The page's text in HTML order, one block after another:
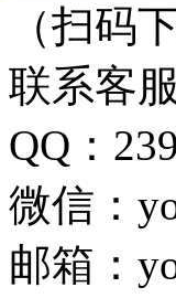
（扫码
联系客服
QQ：
微信：
邮箱：